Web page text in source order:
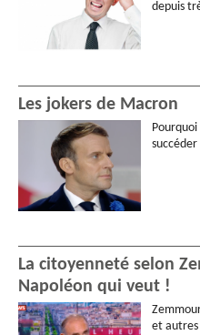
depuis
Les jokers de Macron
La citoyenneté selon
Napoléon qui veut !
et autres